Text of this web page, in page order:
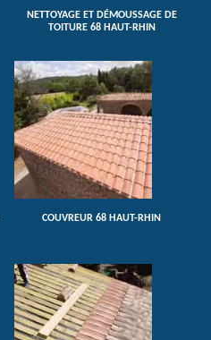
NETTOYAGE ET DÉMOUSSAGE DE
TOITURE 68 HAUT-RHIN
COUVREUR 68 HAUT-RHIN